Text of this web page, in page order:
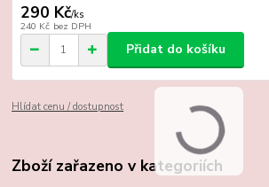
290 Kč/ks
240 Kč bez DPH
Přidat do košíku
Hlídat cenu / dostupnost
Zboží zařazeno v kategoriích